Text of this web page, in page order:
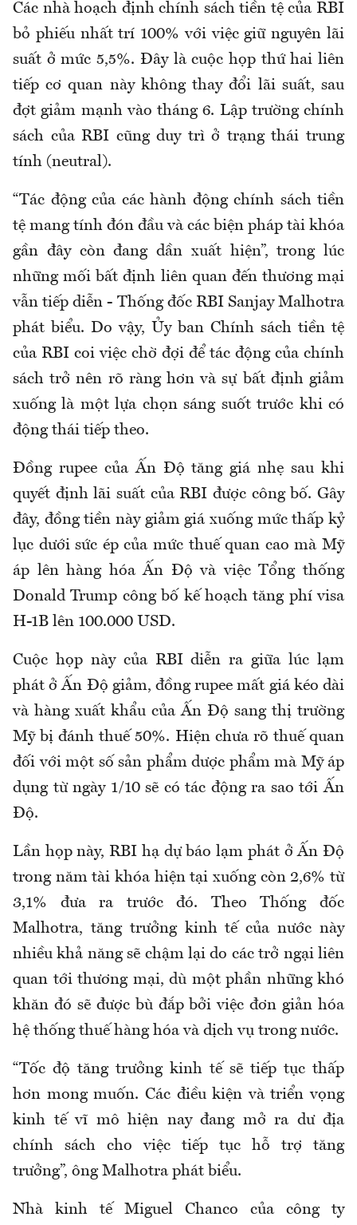
Các nhà hoạch định chính sách tiền tệ của RBI
bỏ phiếu nhất trí 100% với việc giữ nguyên lãi
suất ở mức 5,5%. Đây là cuộc họp thứ hai liên
tiếp cơ quan này không thay đổi lãi suất, sau
đợt giảm mạnh vào tháng 6. Lập trường chính
sách của RBI cũng duy trì ở trạng thái trung
tính (neutral).
“Tác động của các hành động chính sách tiền
tệ mang tính đón đầu và các biện pháp tài khóa
gần đây còn đang dần xuất hiện”, trong lúc
những mối bất định liên quan đến thương mại
vẫn tiếp diễn - Thống đốc RBI Sanjay Malhotra
phát biểu. Do vậy, Ủy ban Chính sách tiền tệ
của RBI coi việc chờ đợi để tác động của chính
sách trở nên rõ ràng hơn và sự bất định giảm
xuống là một lựa chọn sáng suốt trước khi có
động thái tiếp theo.
Đồng rupee của Ấn Độ tăng giá nhẹ sau khi
quyết định lãi suất của RBI được công bố. Gây
đây, đồng tiền này giảm giá xuống mức thấp kỷ
lục dưới sức ép của mức thuế quan cao mà Mỹ
áp lên hàng hóa Ấn Độ và việc Tổng thống
Donald Trump công bố kế hoạch tăng phí visa
H-1B lên 100.000 USD.
Cuộc họp này của RBI diễn ra giữa lúc lạm
phát ở Ấn Độ giảm, đồng rupee mất giá kéo dài
và hàng xuất khẩu của Ấn Độ sang thị trường
Mỹ bị đánh thuế 50%. Hiện chưa rõ thuế quan
đối với một số sản phẩm dược phẩm mà Mỹ áp
dụng từ ngày 1/10 sẽ có tác động ra sao tới Ấn
Độ.
Lần họp này, RBI hạ dự báo lạm phát ở Ấn Độ
trong năm tài khóa hiện tại xuống còn 2,6% từ
3,1% đưa ra trước đó. Theo Thống đốc
Malhotra, tăng trưởng kinh tế của nước này
nhiều khả năng sẽ chậm lại do các trở ngại liên
quan tới thương mại, dù một phần những khó
khăn đó sẽ được bù đắp bởi việc đơn giản hóa
hệ thống thuế hàng hóa và dịch vụ trong nước.
“Tốc độ tăng trưởng kinh tế sẽ tiếp tục thấp
hơn mong muốn. Các điều kiện và triển vọng
kinh tế vĩ mô hiện nay đang mở ra dư địa
chính sách cho việc tiếp tục hỗ trợ tăng
trưởng”, ông Malhotra phát biểu.
Nhà kinh tế Miguel Chanco của công ty